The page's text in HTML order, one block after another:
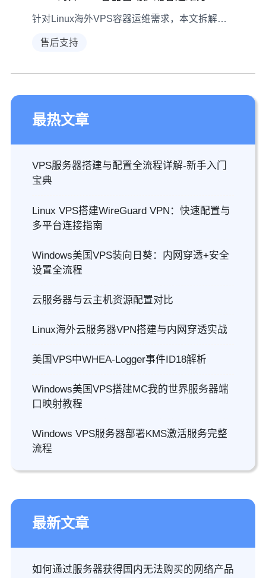
针对Linux海外VPS容器运维需求，本文拆解社区痛点、核心组件及实施步骤，提供适配海外网络环境的自动扩缩容方案。
售后支持
最热文章
VPS服务器搭建与配置全流程详解-新手入门
宝典
Linux VPS搭建WireGuard VPN：快速配置与
多平台连接指南
Windows美国VPS装向日葵：内网穿透+安全
设置全流程
云服务器与云主机资源配置对比
Linux海外云服务器VPN搭建与内网穿透实战
美国VPS中WHEA-Logger事件ID18解析
Windows美国VPS搭建MC我的世界服务器端
口映射教程
Windows VPS服务器部署KMS激活服务完整
流程
最新文章
如何通过服务器获得国内无法购买的网络产品